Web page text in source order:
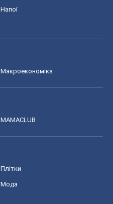
Напої
Макроекономіка
MAMACLUB
Плітки
Мода